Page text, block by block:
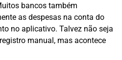
bancos também
as despesas na conta do
no aplicativo. Talvez não seja
manual, mas acontece